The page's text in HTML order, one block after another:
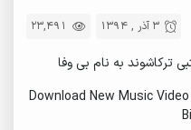
23,491 3 آذر , 1394
ترکاشوند به نام بی وفا
Download New Music